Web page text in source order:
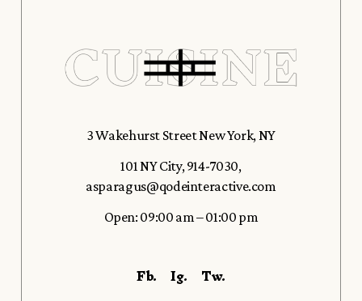
3 Wakehurst Street New York, NY
101 NY City, 914-7030,
asparagus@qodeinteractive.com
Open: 09:00 am – 01:00 pm
Fb. Ig. Tw.